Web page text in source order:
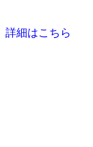
詳細はこちら